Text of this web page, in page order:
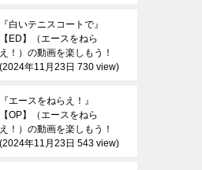
『白いテニスコートで』
【ED】（エースをねら
え！）の動画を楽しもう！
2024年11月23日 730 view
『エースをねらえ！』
【OP】（エースをねら
え！）の動画を楽しもう！
2024年11月23日 543 view